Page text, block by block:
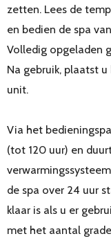
zetten. Lees de
en bedien de spa
Volledig opgeladen
Na gebruik, plaatst
unit.
Via het
(tot 120 uur) en
de spa over 24 uur
klaar is als u er
met het aantal